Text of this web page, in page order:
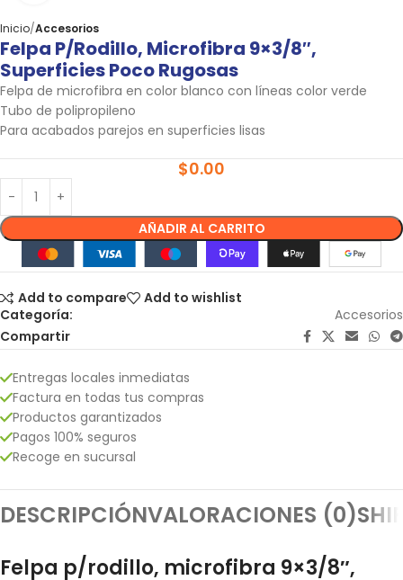
Inicio Accesorios
Felpa P/rodillo, Microfibra 9×3/8″,
Superficies Poco Rugosas
Felpa de microfibra en color blanco con líneas color verde
Tubo de polipropileno
Para acabados parejos en superficies lisas
$0.00
AÑADIR AL CARRITO
Add to compare
Add to wishlist
Categoría:
Accesorios
Compartir
Entregas locales inmediatas
Factura en todas tus compras
Productos garantizados
Pagos 100% seguros
Recoge en sucursal
DESCRIPCIÓNVALORACIONES (0)
Felpa p/rodillo, microfibra 9×3/8″,